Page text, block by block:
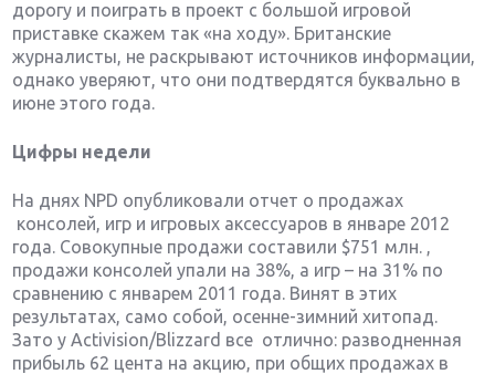
дорогу и поиграть в проект с большой игровой
приставке скажем так «на ходу». Британские
журналисты, не раскрывают источников информации,
однако уверяют, что они подтвердятся буквально в
июне этого года.
Цифры недели
На днях NPD опубликовали отчет о продажах
консолей, игр и игровых аксессуаров в январе 2012
года. Совокупные продажи составили $751 млн. ,
продажи консолей упали на 38%, а игр – на 31% по
сравнению с январем 2011 года. Винят в этих
результатах, само собой, осенне-зимний хитопад.
Зато у Activision/Blizzard все отлично: разводненная
прибыль 62 цента на акцию, при общих продажах в